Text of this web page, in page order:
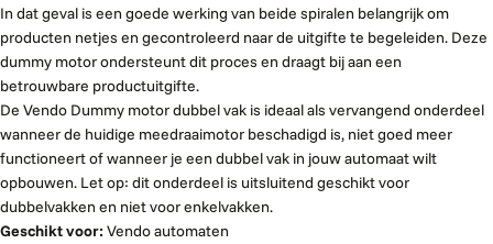
In dat geval is een goede werking van beide spiralen belangrijk om
producten netjes en gecontroleerd naar de uitgifte te begeleiden. Deze
dummy motor ondersteunt dit proces en draagt bij aan een
betrouwbare productuitgifte.
De Vendo Dummy motor dubbel vak is ideaal als vervangend onderdeel
wanneer de huidige meedraaimotor beschadigd is, niet goed meer
functioneert of wanneer je een dubbel vak in jouw automaat wilt
opbouwen. Let op: dit onderdeel is uitsluitend geschikt voor
dubbelvakken en niet voor enkelvakken.
Geschikt voor: Vendo automaten